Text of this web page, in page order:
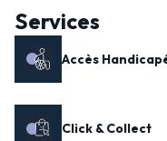
Services
Accès
Click & Collect